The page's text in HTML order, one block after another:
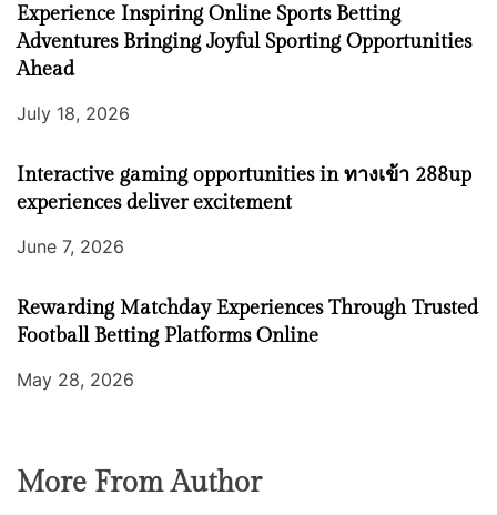
Experience Inspiring Online Sports Betting
Adventures Bringing Joyful Sporting Opportunities
Ahead
July 18, 2026
Interactive gaming opportunities in ทางเข้า 288up
experiences deliver excitement
June 7, 2026
Rewarding Matchday Experiences Through Trusted
Football Betting Platforms Online
May 28, 2026
More From Author